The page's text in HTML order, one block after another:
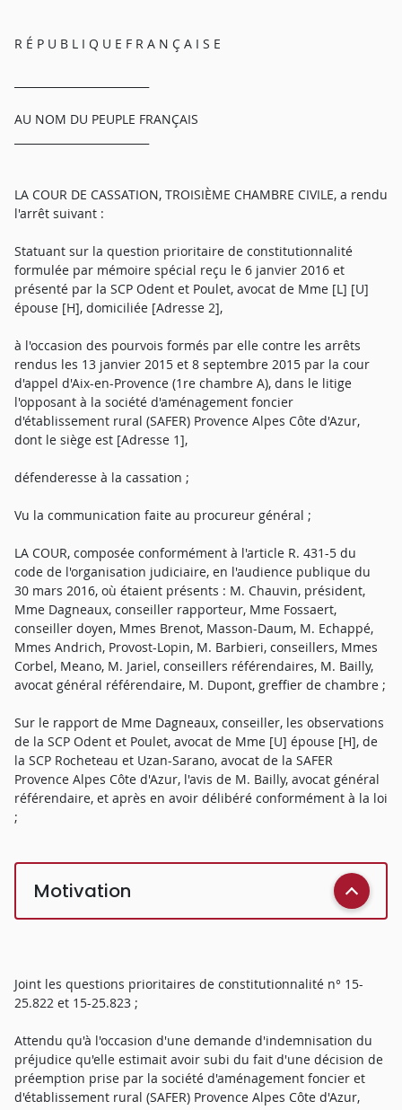
R É P U B L I Q U E F R A N Ç A I S E
AU NOM DU PEUPLE FRANÇAIS
LA COUR DE CASSATION, TROISIÈME CHAMBRE CIVILE, a rendu
l'arrêt suivant :
Statuant sur la question prioritaire de constitutionnalité
formulée par mémoire spécial reçu le 6 janvier 2016 et
présenté par la SCP Odent et Poulet, avocat de Mme [L] [U]
épouse [H], domiciliée [Adresse 2],
à l'occasion des pourvois formés par elle contre les arrêts
rendus les 13 janvier 2015 et 8 septembre 2015 par la cour
d'appel d'Aix-en-Provence (1re chambre A), dans le litige
l'opposant à la société d'aménagement foncier
d'établissement rural (SAFER) Provence Alpes Côte d'Azur,
dont le siège est [Adresse 1],
défenderesse à la cassation ;
Vu la communication faite au procureur général ;
LA COUR, composée conformément à l'article R. 431-5 du
code de l'organisation judiciaire, en l'audience publique du
30 mars 2016, où étaient présents : M. Chauvin, président,
Mme Dagneaux, conseiller rapporteur, Mme Fossaert,
conseiller doyen, Mmes Brenot, Masson-Daum, M. Echappé,
Mmes Andrich, Provost-Lopin, M. Barbieri, conseillers, Mmes
Corbel, Meano, M. Jariel, conseillers référendaires, M. Bailly,
avocat général référendaire, M. Dupont, greffier de chambre ;
Sur le rapport de Mme Dagneaux, conseiller, les observations
de la SCP Odent et Poulet, avocat de Mme [U] épouse [H], de
la SCP Rocheteau et Uzan-Sarano, avocat de la SAFER
Provence Alpes Côte d'Azur, l'avis de M. Bailly, avocat général
référendaire, et après en avoir délibéré conformément à la loi
;
Motivation
Joint les questions prioritaires de constitutionnalité n° 15-
25.822 et 15-25.823 ;
Attendu qu'à l'occasion d'une demande d'indemnisation du
préjudice qu'elle estimait avoir subi du fait d'une décision de
préemption prise par la société d'aménagement foncier et
d'établissement rural (SAFER) Provence Alpes Côte d'Azur,